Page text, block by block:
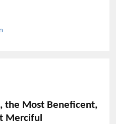
the Most Beneficent,
Merciful